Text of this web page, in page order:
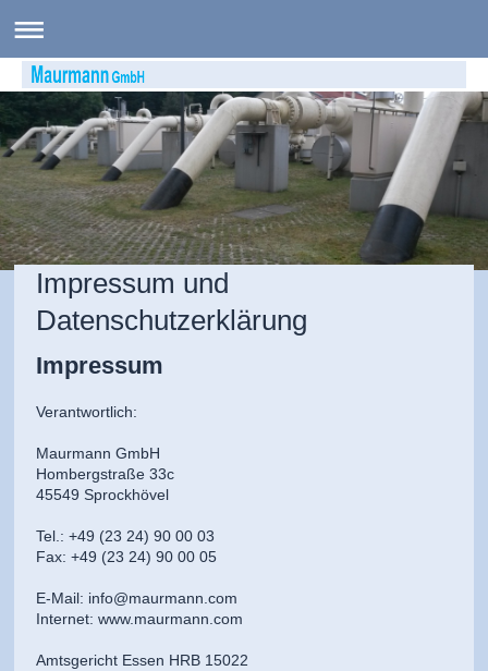
Impressum und
Datenschutzerklärung
Impressum
Verantwortlich:
Maurmann GmbH
Hombergstraße 33c
45549 Sprockhövel
Tel.: +49 (23 24) 90 00 03
Fax: +49 (23 24) 90 00 05
E-Mail: info@maurmann.com
Internet: www.maurmann.com
Amtsgericht Essen HRB 15022